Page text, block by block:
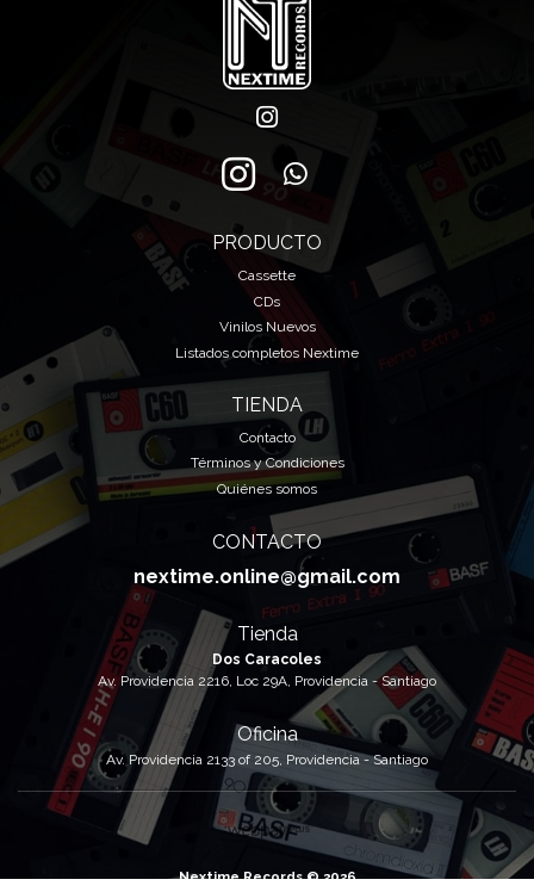
PRODUCTO
Cassette
CDs
Vinilos Nuevos
Listados completos Nextime
TIENDA
Contacto
Términos y Condiciones
Quiénes somos
CONTACTO
nextime.online@gmail.com
Tienda
Dos Caracoles
Av. Providencia 2216, Loc 29A, Providencia - Santiago
Oficina
Av. Providencia 2133 of 205, Providencia - Santiago
Nextime Records © 2026